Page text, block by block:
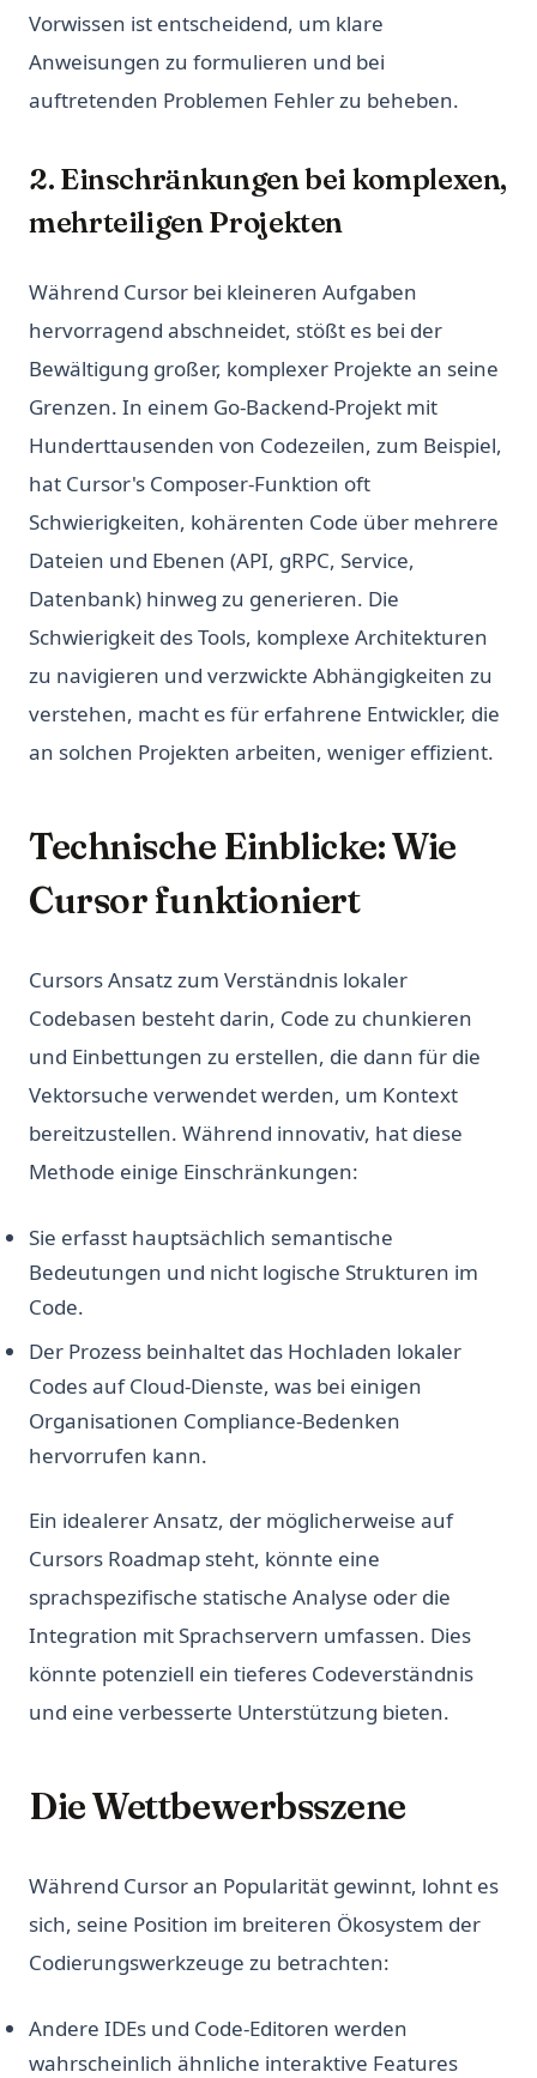
Vorwissen ist entscheidend, um klare
Anweisungen zu formulieren und bei
auftretenden Problemen Fehler zu beheben.
2. Einschränkungen bei komplexen,
mehrteiligen Projekten
Während Cursor bei kleineren Aufgaben
hervorragend abschneidet, stößt es bei der
Bewältigung großer, komplexer Projekte an seine
Grenzen. In einem Go-Backend-Projekt mit
Hunderttausenden von Codezeilen, zum Beispiel,
hat Cursor's Composer-Funktion oft
Schwierigkeiten, kohärenten Code über mehrere
Dateien und Ebenen (API, gRPC, Service,
Datenbank) hinweg zu generieren. Die
Schwierigkeit des Tools, komplexe Architekturen
zu navigieren und verzwickte Abhängigkeiten zu
verstehen, macht es für erfahrene Entwickler, die
an solchen Projekten arbeiten, weniger effizient.
Technische Einblicke: Wie
Cursor funktioniert
Cursors Ansatz zum Verständnis lokaler
Codebasen besteht darin, Code zu chunkieren
und Einbettungen zu erstellen, die dann für die
Vektorsuche verwendet werden, um Kontext
bereitzustellen. Während innovativ, hat diese
Methode einige Einschränkungen:
Sie erfasst hauptsächlich semantische
Bedeutungen und nicht logische Strukturen im
Code.
Der Prozess beinhaltet das Hochladen lokaler
Codes auf Cloud-Dienste, was bei einigen
Organisationen Compliance-Bedenken
hervorrufen kann.
Ein idealerer Ansatz, der möglicherweise auf
Cursors Roadmap steht, könnte eine
sprachspezifische statische Analyse oder die
Integration mit Sprachservern umfassen. Dies
könnte potenziell ein tieferes Codeverständnis
und eine verbesserte Unterstützung bieten.
Die Wettbewerbsszene
Während Cursor an Popularität gewinnt, lohnt es
sich, seine Position im breiteren Ökosystem der
Codierungswerkzeuge zu betrachten:
Andere IDEs und Code-Editoren werden
wahrscheinlich ähnliche interaktive Features